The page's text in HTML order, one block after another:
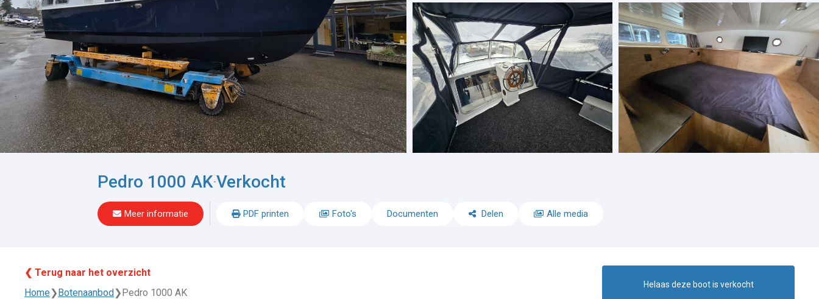
Pedro 1000 AK-Verkocht
Meer informatie PDF printen Foto's Documenten Delen Alle media
❮ Terug naar het overzicht
Home❯Botenaanbod❯Pedro 1000 AK
Helaas deze boot is verkocht